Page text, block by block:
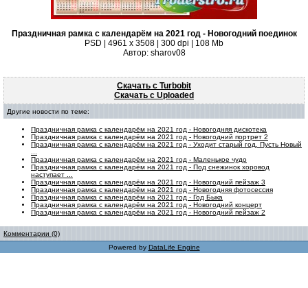
Праздничная рамка с календарём на 2021 год - Новогодний поединок
PSD | 4961 х 3508 | 300 dpi | 108 Mb
Автор: sharov08
Скачать с Turbobit
Скачать с Uploaded
Другие новости по теме:
Праздничная рамка с календарём на 2021 год - Новогодняя дискотека
Праздничная рамка с календарём на 2021 год - Новогодний портрет 2
Праздничная рамка с календарём на 2021 год - Уходит старый год. Пусть Новый
Праздничная рамка с календарём на 2021 год - Маленькое чудо
Праздничная рамка с календарём на 2021 год - Под снежинок хоровод
наступает ...
Праздничная рамка с календарём на 2021 год - Новогодний пейзаж 3
Праздничная рамка с календарём на 2021 год - Новогодняя фотосессия
Праздничная рамка с календарём на 2021 год - Год Быка
Праздничная рамка с календарём на 2021 год - Новогодний концерт
Праздничная рамка с календарём на 2021 год - Новогодний пейзаж 2
Комментарии (0)
Powered by DataLife Engine